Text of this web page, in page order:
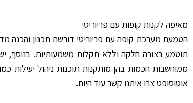
מאיפה לקנות קופות עם פריוריטי
הטמעת מערכת קופה עם פריוריטי דורשת תכנון והכנה
תוטמע בצורה חלקה וללא תקלות משמעותיות. בנוסף,
ממוחשבות חכמות בהן מותקנות תוכנות ניהול יעילות
אוטוסופט צרו איתנו קשר עוד היום.